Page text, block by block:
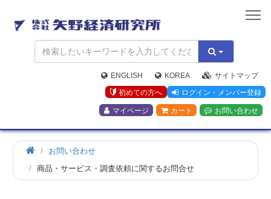
矢
野
経
済
研
究
所
ENGLISH KOREA
サイトマップ
初めての方へ
ログイン・メンバー登録
マイページ カート お問い合わせ
お問い合わせ
商品・サービス・調査依頼に関するお問合せ